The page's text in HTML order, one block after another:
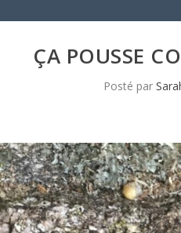
ÇA POUSSE
Posté par